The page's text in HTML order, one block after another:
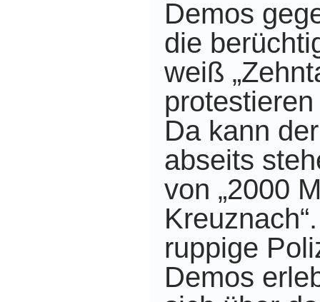
Demos
die
weiß
Da kann
abseits
von „2000
ruppige
Demos